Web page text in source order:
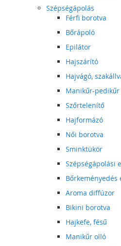
Szépségápolás
Férfi borotva
Bőrápoló
Epilátor
Hajszárító
Hajvágó,
Manikűr-pedikűr
Szőrtelenítő
Hajformázó
Női borotva
Sminktükör
Szépségápolási
Bőrkeményedés
Aroma diffúzor
Bikini borotva
Hajkefe, fésű
Manikűr olló